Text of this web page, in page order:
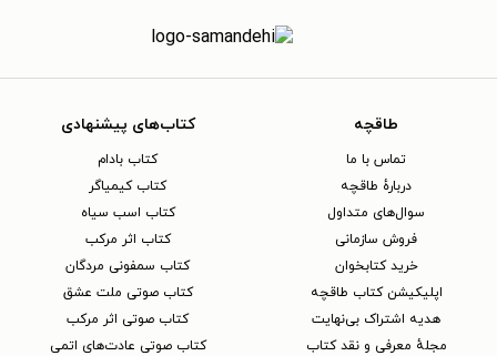
طاقچه
تماس با ما
دربارهٔ طاقچه
سوال‌های متداول
فروش سازمانی
خرید کتابخوان
اپلیکیشن کتاب طاقچه
هدیه اشتراک بی‌نهایت
مجلهٔ معرفی و نقد کتاب
کتاب‌های پیشنهادی
کتاب بادام
کتاب کیمیاگر
کتاب اسب سیاه
کتاب اثر مرکب
کتاب سمفونی مردگان
کتاب صوتی ملت عشق
کتاب صوتی اثر مرکب
کتاب صوتی عادت‌های اتمی